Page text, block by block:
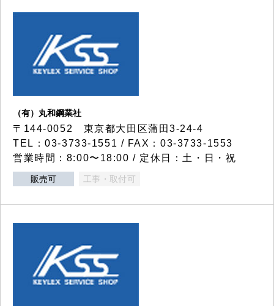
（有）丸和鋼業社
〒144-0052 東京都大田区蒲田3-24-4
TEL：03-3733-1551 / FAX：03-3733-1553
営業時間：8:00〜18:00 / 定休日：土・日・祝
販売可 工事・取付可